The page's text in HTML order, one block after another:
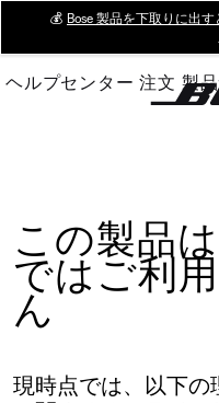
Main
💰 Bose 製品を下取りに出
ヘルプセンター 注文 製
この製品
ではご利
ん
現時点では、以下の